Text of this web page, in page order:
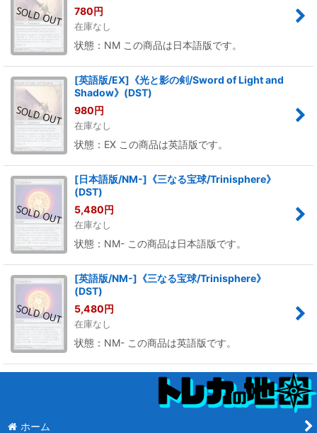
780円
在庫なし
状態：NM この商品は日本語版です。
[英語版/EX]《光と影の剣/Sword of Light and
Shadow》(DST)
980円
在庫なし
状態：EX この商品は英語版です。
[日本語版/NM-]《三なる宝球/Trinisphere》
(DST)
5,480円
在庫なし
状態：NM- この商品は日本語版です。
[英語版/NM-]《三なる宝球/Trinisphere》
(DST)
5,480円
在庫なし
状態：NM- この商品は英語版です。
ホーム